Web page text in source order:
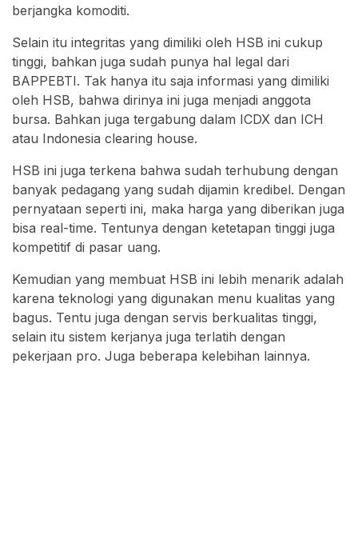
berjangka komoditi.
Selain itu integritas yang dimiliki oleh HSB ini cukup
tinggi, bahkan juga sudah punya hal legal dari
BAPPEBTI. Tak hanya itu saja informasi yang dimiliki
oleh HSB, bahwa dirinya ini juga menjadi anggota
bursa. Bahkan juga tergabung dalam ICDX dan ICH
atau Indonesia clearing house.
HSB ini juga terkena bahwa sudah terhubung dengan
banyak pedagang yang sudah dijamin kredibel. Dengan
pernyataan seperti ini, maka harga yang diberikan juga
bisa real-time. Tentunya dengan ketetapan tinggi juga
kompetitif di pasar uang.
Kemudian yang membuat HSB ini lebih menarik adalah
karena teknologi yang digunakan menu kualitas yang
bagus. Tentu juga dengan servis berkualitas tinggi,
selain itu sistem kerjanya juga terlatih dengan
pekerjaan pro. Juga beberapa kelebihan lainnya.